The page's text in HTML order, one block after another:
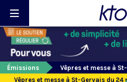
Émissions
Vêpres et messe à
Vêpres et messe à St-Gervais du 24